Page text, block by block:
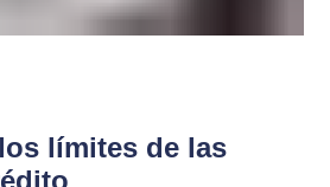
límites de las